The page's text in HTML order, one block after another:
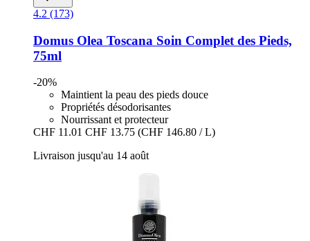
4.2 (173)
Domus Olea Toscana Soin Complet des Pieds,
75ml
-20%
Maintient la peau des pieds douce
Propriétés désodorisantes
Nourrissant et protecteur
CHF 11.01 CHF 13.75 (CHF 146.80 / L)
Livraison jusqu'au 14 août